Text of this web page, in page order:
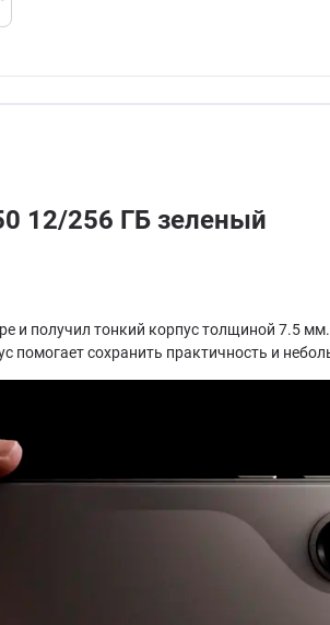
12/256 ГБ зеленый
и получил тонкий корпус толщиной 7.5
помогает сохранить практичность и